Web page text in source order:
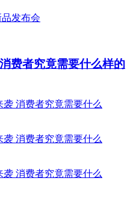
费者究竟需要什么样的